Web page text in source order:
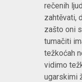
rečenih
zahtěvati,
zašto oni
tumačiti
težkoćah
vidimo
ugarskimi